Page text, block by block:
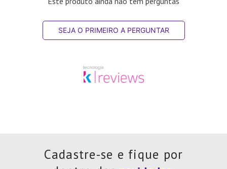
SEJA O PRIMEIRO A PERGUNTAR
Cadastre-se e fique por